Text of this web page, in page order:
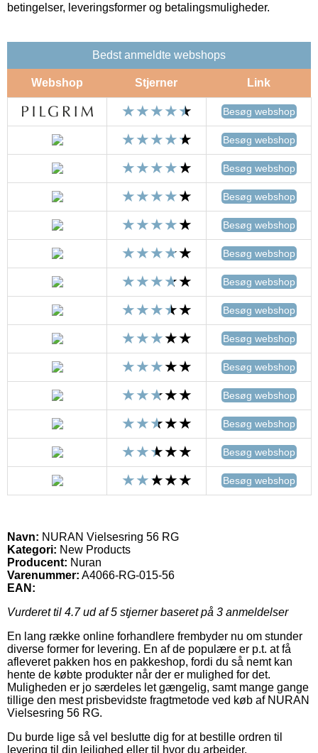
betingelser, leveringsformer og betalingsmuligheder.
Bedst anmeldte webshops
Webshop Stjerner Link
Besøg webshop
Besøg webshop
Besøg webshop
Besøg webshop
Besøg webshop
Besøg webshop
Besøg webshop
Besøg webshop
Besøg webshop
Besøg webshop
Besøg webshop
Besøg webshop
Besøg webshop
Besøg webshop
Navn: NURAN Vielsesring 56 RG
Kategori: New Products
Producent: Nuran
Varenummer: A4066-RG-015-56
EAN:
Vurderet til 4.7ud af 5 stjerner baseret på 3 anmeldelser
En lang række online forhandlere frembyder nu om stunder
diverse former for levering. En af de populære er p.t. at få
afleveret pakken hos en pakkeshop, fordi du så nemt kan
hente de købte produkter når der er mulighed for det.
Muligheden er jo særdeles let gængelig, samt mange gange
tillige den mest prisbevidste fragtmetode ved køb af NURAN
Vielsesring 56 RG.
Du burde lige så vel beslutte dig for at bestille ordren til
levering til din lejlighed eller til hvor du arbejder.